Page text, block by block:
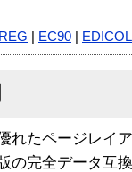
EC90
れたページレイ
の完全データ互